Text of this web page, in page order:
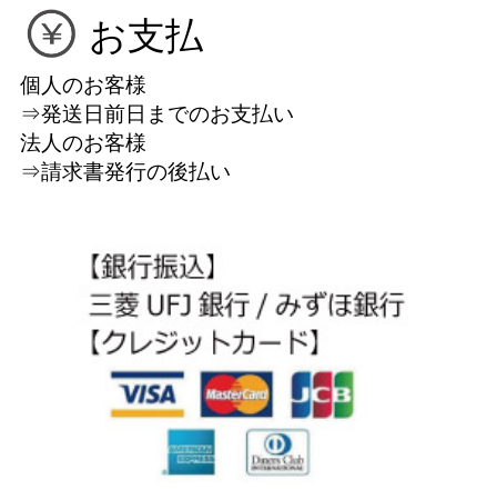
お支払
個人のお客様
⇒発送日前日までのお支払い
法人のお客様
⇒請求書発行の後払い